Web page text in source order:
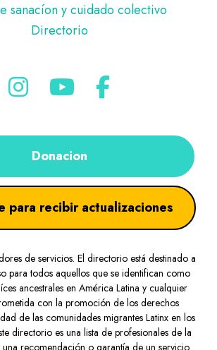
sanacíon y cuidado colectivo
Directorio
Donacion
para recibir actualizaciones
de servicios. El directorio está destinado a
para todos aquellos que se identifican como
ancestrales en América Latina y cualquier
con la promoción de los derechos
de las comunidades migrantes Latinx en los
directorio es una lista de profesionales de la